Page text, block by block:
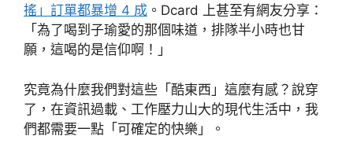
搖」訂單都暴增 4 成 。Dcard 上甚至有網友分享：
「為了喝到子瑜愛的那個味道，排隊半小時也甘
願，這喝的是信仰啊！」
究竟為什麼我們對這些「酷東西」這麼有感？說穿
了，在資訊過載、工作壓力山大的現代生活中，我
們都需要一點「可確定的快樂」。